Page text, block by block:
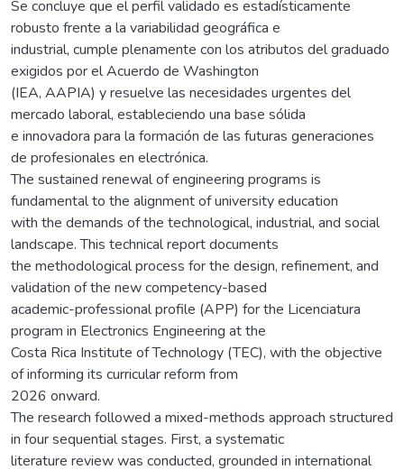
Se concluye que el perfil validado es estadísticamente
robusto frente a la variabilidad geográfica e
industrial, cumple plenamente con los atributos del graduado
exigidos por el Acuerdo de Washington
(IEA, AAPIA) y resuelve las necesidades urgentes del
mercado laboral, estableciendo una base sólida
e innovadora para la formación de las futuras generaciones
de profesionales en electrónica.
The sustained renewal of engineering programs is
fundamental to the alignment of university education
with the demands of the technological, industrial, and social
landscape. This technical report documents
the methodological process for the design, refinement, and
validation of the new competency-based
academic-professional profile (APP) for the Licenciatura
program in Electronics Engineering at the
Costa Rica Institute of Technology (TEC), with the objective
of informing its curricular reform from
2026 onward.
The research followed a mixed-methods approach structured
in four sequential stages. First, a systematic
literature review was conducted, grounded in international